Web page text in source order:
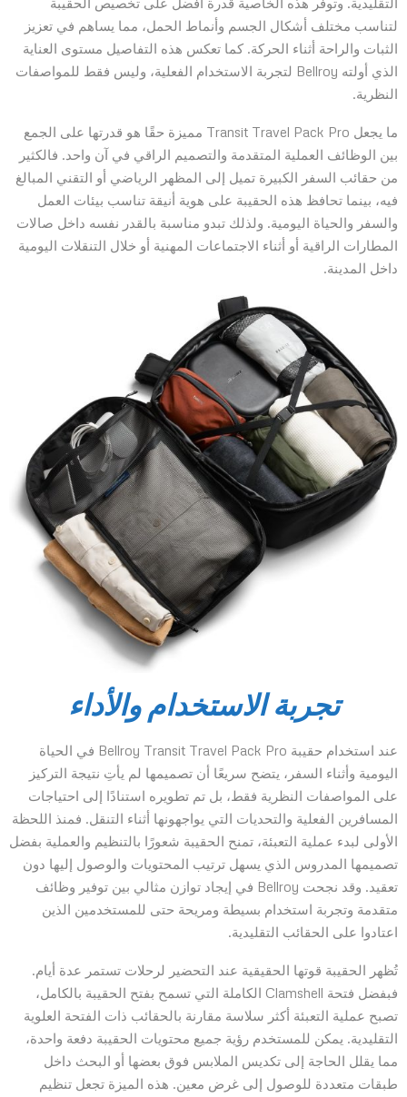
لتناسب مختلف أشكال الجسم وأنماط الحمل، مما يساهم في تعزيز
الثبات والراحة أثناء الحركة. كما تعكس هذه التفاصيل مستوى العناية
الذي أولته Bellroy لتجربة الاستخدام الفعلية، وليس فقط للمواصفات
النظرية.
ما يجعل Transit Travel Pack Pro مميزة حقًا هو قدرتها على الجمع
بين الوظائف العملية المتقدمة والتصميم الراقي في آن واحد. فالكثير
من حقائب السفر الكبيرة تميل إلى المظهر الرياضي أو التقني المبالغ
فيه، بينما تحافظ هذه الحقيبة على هوية أنيقة تناسب بيئات العمل
والسفر والحياة اليومية. ولذلك تبدو مناسبة بالقدر نفسه داخل صالات
المطارات الراقية أو أثناء الاجتماعات المهنية أو خلال التنقلات اليومية
داخل المدينة.
تجربة الاستخدام والأداء
عند استخدام حقيبة Bellroy Transit Travel Pack Pro في الحياة
اليومية وأثناء السفر، يتضح سريعًا أن تصميمها لم يأتِ نتيجة التركيز
على المواصفات النظرية فقط، بل تم تطويره استنادًا إلى احتياجات
المسافرين الفعلية والتحديات التي يواجهونها أثناء التنقل. فمنذ اللحظة
الأولى لبدء عملية التعبئة، تمنح الحقيبة شعورًا بالتنظيم والعملية بفضل
تصميمها المدروس الذي يسهل ترتيب المحتويات والوصول إليها دون
تعقيد. وقد نجحت Bellroy في إيجاد توازن مثالي بين توفير وظائف
متقدمة وتجربة استخدام بسيطة ومريحة حتى للمستخدمين الذين
اعتادوا على الحقائب التقليدية.
تُظهر الحقيبة قوتها الحقيقية عند التحضير لرحلات تستمر عدة أيام.
فبفضل فتحة Clamshell الكاملة التي تسمح بفتح الحقيبة بالكامل،
تصبح عملية التعبئة أكثر سلاسة مقارنة بالحقائب ذات الفتحة العلوية
التقليدية. يمكن للمستخدم رؤية جميع محتويات الحقيبة دفعة واحدة،
مما يقلل الحاجة إلى تكديس الملابس فوق بعضها أو البحث داخل
طبقات متعددة للوصول إلى غرض معين. هذه الميزة تجعل تنظيم